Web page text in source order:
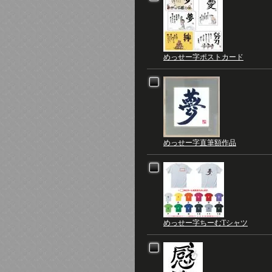
めっせー字ポストカード
めっせー字直筆額作品
めっせー字ちーむTシャツ